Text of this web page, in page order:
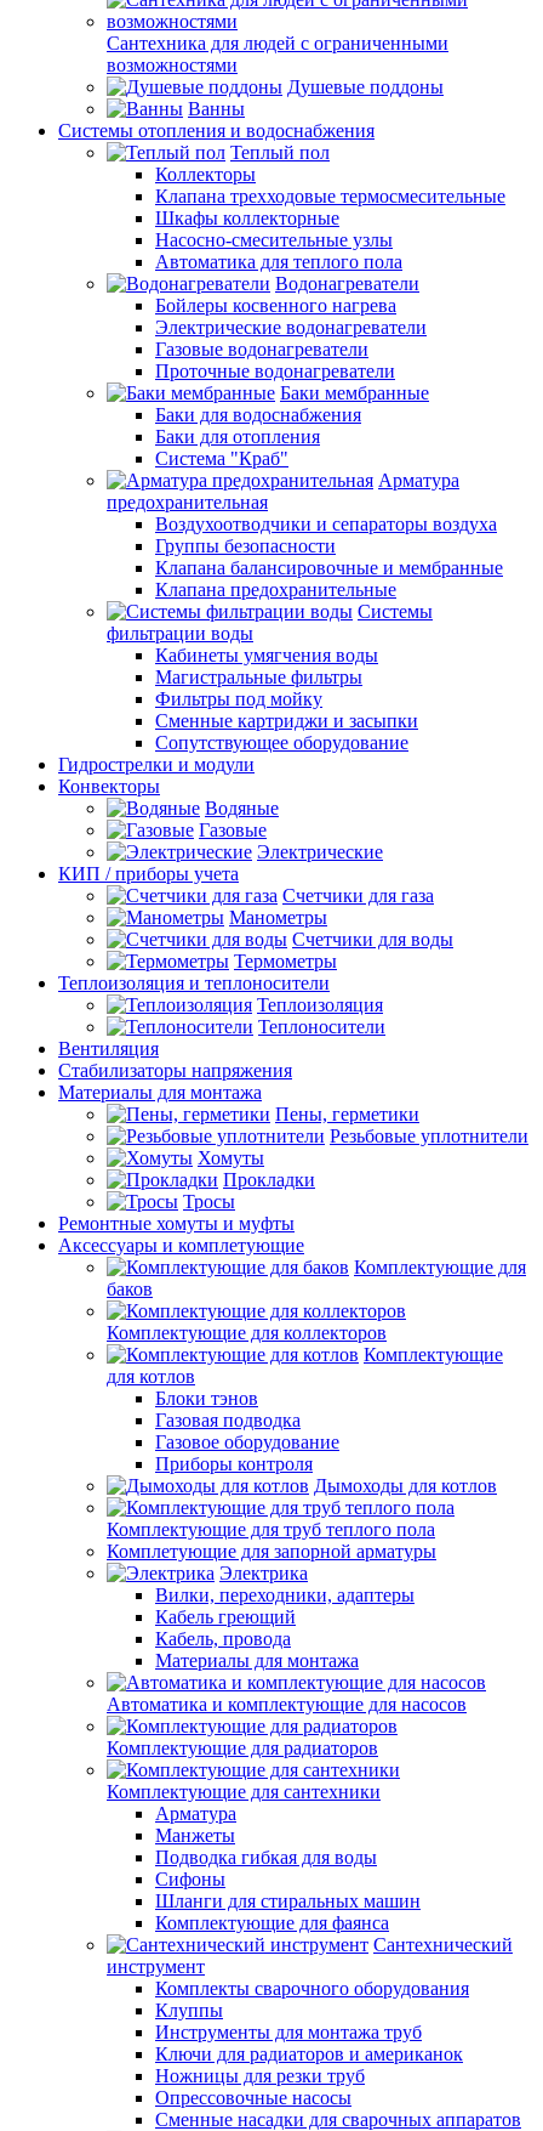
Сантехника для людей с ограниченными
возможностями
Душевые поддоны
Ванны
Системы отопления и водоснабжения
Теплый пол
Коллекторы
Клапана трехходовые термосмесительные
Шкафы коллекторные
Насосно-смесительные узлы
Автоматика для теплого пола
Водонагреватели
Бойлеры косвенного нагрева
Электрические водонагреватели
Газовые водонагреватели
Проточные водонагреватели
Баки мембранные
Баки для водоснабжения
Баки для отопления
Система "Краб"
Арматура
предохранительная
Воздухоотводчики и сепараторы воздуха
Группы безопасности
Клапана балансировочные и мембранные
Клапана предохранительные
Системы
фильтрации воды
Кабинеты умягчения воды
Магистральные фильтры
Фильтры под мойку
Сменные картриджи и засыпки
Сопутствующее оборудование
Гидрострелки и модули
Конвекторы
Водяные
Газовые
Электрические
КИП / приборы учета
Счетчики для газа
Манометры
Счетчики для воды
Термометры
Теплоизоляция и теплоносители
Теплоизоляция
Теплоносители
Вентиляция
Стабилизаторы напряжения
Материалы для монтажа
Пены, герметики
Резьбовые уплотнители
Хомуты
Прокладки
Тросы
Ремонтные хомуты и муфты
Аксессуары и комплетующие
Комплектующие для
баков
Комплектующие для коллекторов
Комплектующие
для котлов
Блоки тэнов
Газовая подводка
Газовое оборудование
Приборы контроля
Дымоходы для котлов
Комплектующие для труб теплого пола
Комплетующие для запорной арматуры
Электрика
Вилки, переходники, адаптеры
Кабель греющий
Кабель, провода
Материалы для монтажа
Автоматика и комплектующие для насосов
Комплектующие для радиаторов
Комплектующие для сантехники
Арматура
Манжеты
Подводка гибкая для воды
Сифоны
Шланги для стиральных машин
Комплектующие для фаянса
Сантехнический
инструмент
Комплекты сварочного оборудования
Клуппы
Инструменты для монтажа труб
Ключи для радиаторов и американок
Ножницы для резки труб
Опрессовочные насосы
Сменные насадки для сварочных аппаратов